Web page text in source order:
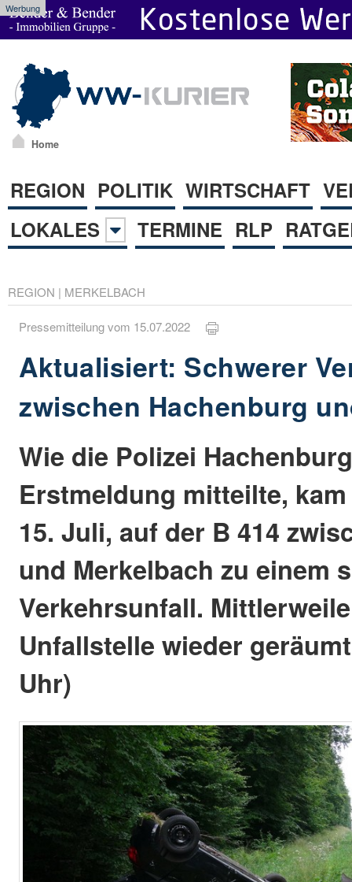
Werbung
Home
REGION POLITIK WIRTSCHAFT
LOKALES
TERMINE RLP
REGION | MERKELBACH
Pressemitteilung vom 15.07.2022
Aktualisiert: Schwerer
zwischen Hachenburg
Wie die Polizei
Erstmeldung mitteilte,
15. Juli, auf der B 414
und Merkelbach zu einem
Verkehrsunfall.
Unfallstelle wieder
Uhr)